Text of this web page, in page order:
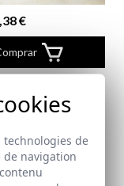
€
technologies de
navigation